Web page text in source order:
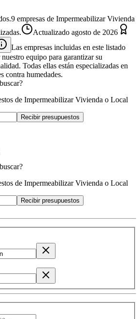
9 empresas de Impermeabilizar Vivienda
Actualizado agosto de 2026
Las empresas incluidas en este listado
equipo para garantizar su
Todas ellas están especializadas en
contra humedades.
de Impermeabilizar Vivienda o Local
Recibir presupuestos
de Impermeabilizar Vivienda o Local
Recibir presupuestos